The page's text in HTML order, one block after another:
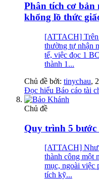
Phân tích cơ bản
khổng lồ thức
[ATTACH]
thường tự nhận
tế, việc đọc 1
thành 1...
Chủ đề bởi: tinychau,
Đọc hiểu Báo cáo tài
Chủ đề
Quy trình 5 bước
[ATTACH] Như
thành công một
mục, ngoài việc
tích kỹ...